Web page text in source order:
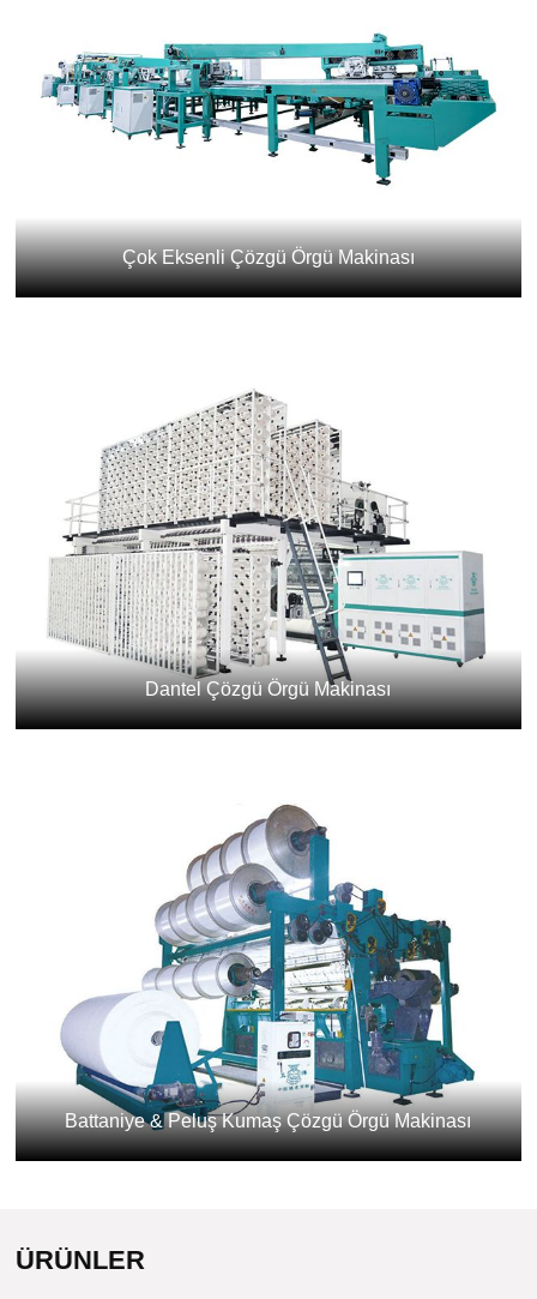
Çok Eksenli Çözgü Örgü Makinası
Dantel Çözgü Örgü Makinası
Battaniye & Peluş Kumaş Çözgü Örgü Makinası
ÜRÜNLER